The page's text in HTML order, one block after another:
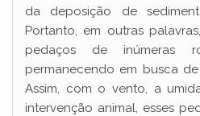
da deposição de
Portanto, em outras
pedaços de inúmeras
permanecendo em busca
Assim, com o vento, a
intervenção animal, esses